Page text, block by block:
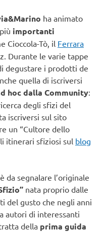
ha animato
importanti
Cioccola-Tò, il Ferrara
Durante le varie tappe
degustare i prodotti de
quella di iscriversi
hocdalla Community:
degli sfizi del
iscriversi sul sito
un “Cultore dello
itinerari sfiziosi sul blog
da segnalare l’originale
nata proprio dalle
del gusto che negli anni
autori di interessanti
della prima guida